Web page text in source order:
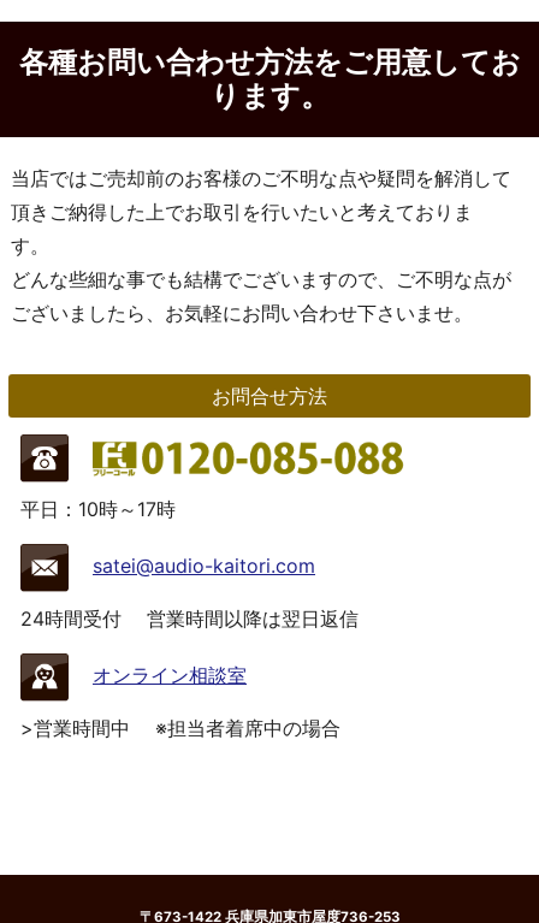
各種お問い合わせ方法をご用意してお
ります。
当店ではご売却前のお客様のご不明な点や疑問を解消して
頂きご納得した上でお取引を行いたいと考えておりま
す。
どんな些細な事でも結構でございますので、ご不明な点が
ございましたら、お気軽にお問い合わせ下さいませ。
お問合せ方法
平日：10時～17時
satei@audio-kaitori.com
24時間受付 営業時間以降は翌日返信
オンライン相談室
>営業時間中 ※担当者着席中の場合
〒673-1422 兵庫県加東市屋度736-253